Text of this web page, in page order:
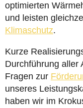
optimierten
und leisten
Klimaschutz.
Kurze
Durchführung aller
Fragen zur
unseres
haben wir im